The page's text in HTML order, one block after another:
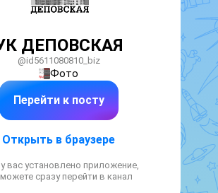
ДЕПОВСКАЯ
@id5611080810_biz
Фото
Перейти к посту
Открыть в браузере
вас установлено приложение,
сразу перейти в канал